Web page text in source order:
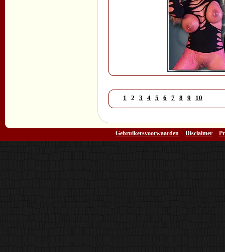
1 2 3 4 5 6 7 8 9 10
Gebruikersvoorwaarden - Disclaimer -